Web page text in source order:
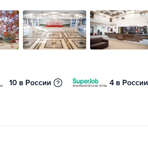
10 в России 4 в России